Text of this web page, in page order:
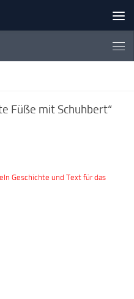
Füße mit Schuhbert“
Geschichte und Text für das